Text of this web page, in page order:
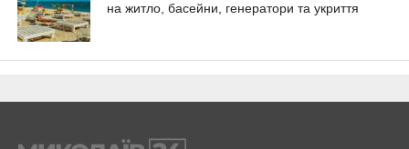
на житло, басейни, генератори та укриття